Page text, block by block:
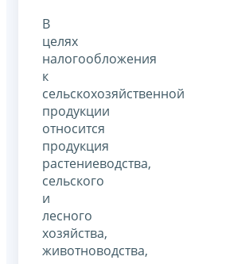
В
целях
налогообложения
к
сельскохозяйственной
продукции
относится
продукция
растениеводства,
сельского
и
лесного
хозяйства,
животноводства,